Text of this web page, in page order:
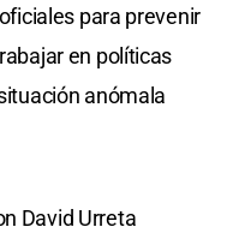
para prevenir
en políticas
anómala
David Urreta